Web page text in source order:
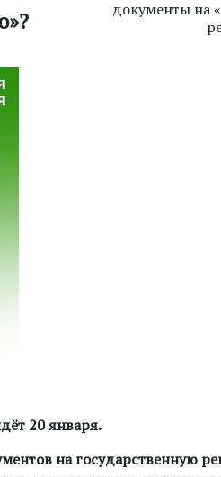
документы на
20 января.
на государственную